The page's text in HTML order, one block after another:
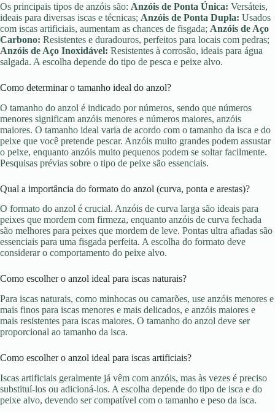
Os principais tipos de anzóis são: Anzóis de Ponta Única: Versáteis,
ideais para diversas iscas e técnicas; Anzóis de Ponta Dupla: Usados
com iscas artificiais, aumentam as chances de fisgada; Anzóis de Aço
Carbono: Resistentes e duradouros, perfeitos para locais com pedras;
Anzóis de Aço Inoxidável: Resistentes à corrosão, ideais para água
salgada. A escolha depende do tipo de pesca e peixe alvo.
Como determinar o tamanho ideal do anzol?
O tamanho do anzol é indicado por números, sendo que números
menores significam anzóis menores e números maiores, anzóis
maiores. O tamanho ideal varia de acordo com o tamanho da isca e do
peixe que você pretende pescar. Anzóis muito grandes podem assustar
o peixe, enquanto anzóis muito pequenos podem se soltar facilmente.
Pesquisas prévias sobre o tipo de peixe são essenciais.
Qual a importância do formato do anzol (curva, ponta e arestas)?
O formato do anzol é crucial. Anzóis de curva larga são ideais para
peixes que mordem com firmeza, enquanto anzóis de curva fechada
são melhores para peixes que mordem de leve. Pontas ultra afiadas são
essenciais para uma fisgada perfeita. A escolha do formato deve
considerar o comportamento do peixe alvo.
Como escolher o anzol ideal para iscas naturais?
Para iscas naturais, como minhocas ou camarões, use anzóis menores e
mais finos para iscas menores e mais delicados, e anzóis maiores e
mais resistentes para iscas maiores. O tamanho do anzol deve ser
proporcional ao tamanho da isca.
Como escolher o anzol ideal para iscas artificiais?
Iscas artificiais geralmente já vêm com anzóis, mas às vezes é preciso
substituí-los ou adicioná-los. A escolha depende do tipo de isca e do
peixe alvo, devendo ser compatível com o tamanho e peso da isca.